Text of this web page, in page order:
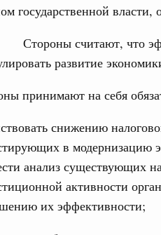
государственной
считают, что
развитие
принимают на себя
снижению
в модернизацию
анализ существующих
активности
их эффективности;